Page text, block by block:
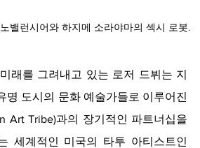
밸런시어와 하지메 소라야마의 섹시 로봇.
래를 그려내고 있는 로저 드뷔는 지
명 도시의 문화 예술가들로 이루어진
Art Tribe)과의 장기적인 파트너십을
세계적인 미국의 타투 아티스트인